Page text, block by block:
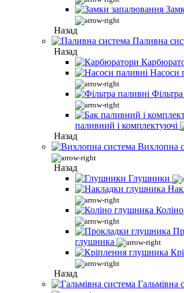
Назад
Паливна
Назад
Насоси
паливний і комплектуючі
Назад
Вихлопна
Назад
Глушники
глушника
Назад
Гальмівна